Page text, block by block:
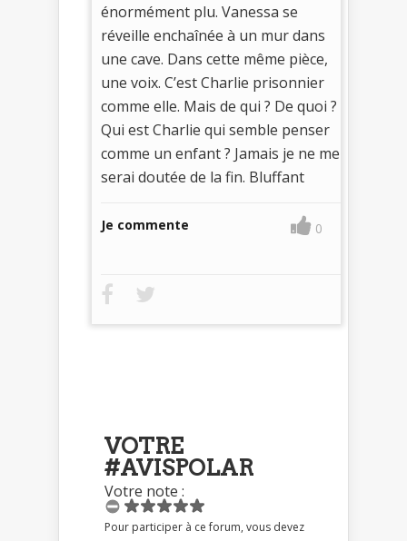
énormément plu. Vanessa se
réveille enchaînée à un mur dans
une cave. Dans cette même pièce,
une voix. C’est Charlie prisonnier
comme elle. Mais de qui ? De quoi ?
Qui est Charlie qui semble penser
comme un enfant ? Jamais je ne me
serai doutée de la fin. Bluffant
Je commente 0
VOTRE
#AVISPOLAR
Votre note :
Pour participer à ce forum, vous devez